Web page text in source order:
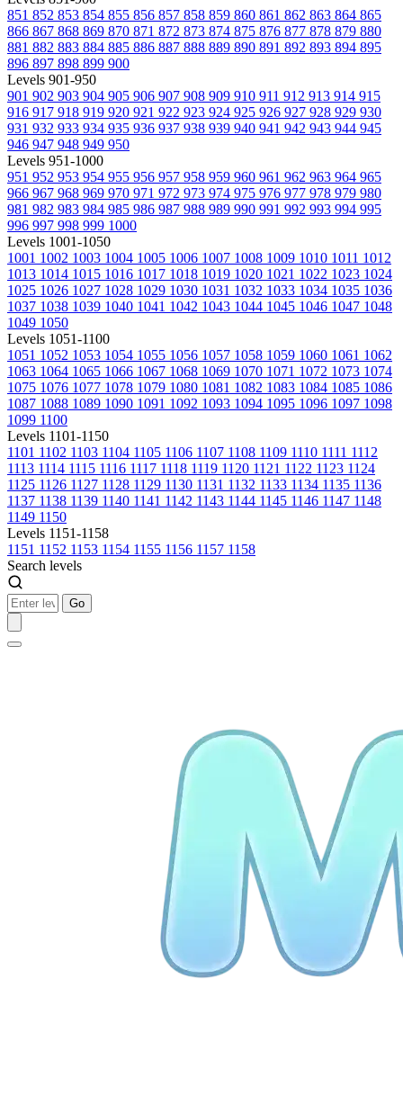
851 852 853 854 855 856 857 858 859 860 861 862 863 864 865
866 867 868 869 870 871 872 873 874 875 876 877 878 879 880
881 882 883 884 885 886 887 888 889 890 891 892 893 894 895
896 897 898 899 900
Levels 901-950
901 902 903 904 905 906 907 908 909 910 911 912 913 914 915
916 917 918 919 920 921 922 923 924 925 926 927 928 929 930
931 932 933 934 935 936 937 938 939 940 941 942 943 944 945
946 947 948 949 950
Levels 951-1000
951 952 953 954 955 956 957 958 959 960 961 962 963 964 965
966 967 968 969 970 971 972 973 974 975 976 977 978 979 980
981 982 983 984 985 986 987 988 989 990 991 992 993 994 995
996 997 998 999 1000
Levels 1001-1050
1001 1002 1003 1004 1005 1006 1007 1008 1009 1010 1011 1012
1013 1014 1015 1016 1017 1018 1019 1020 1021 1022 1023 1024
1025 1026 1027 1028 1029 1030 1031 1032 1033 1034 1035 1036
1037 1038 1039 1040 1041 1042 1043 1044 1045 1046 1047 1048
1049 1050
Levels 1051-1100
1051 1052 1053 1054 1055 1056 1057 1058 1059 1060 1061 1062
1063 1064 1065 1066 1067 1068 1069 1070 1071 1072 1073 1074
1075 1076 1077 1078 1079 1080 1081 1082 1083 1084 1085 1086
1087 1088 1089 1090 1091 1092 1093 1094 1095 1096 1097 1098
1099 1100
Levels 1101-1150
1101 1102 1103 1104 1105 1106 1107 1108 1109 1110 1111 1112
1113 1114 1115 1116 1117 1118 1119 1120 1121 1122 1123 1124
1125 1126 1127 1128 1129 1130 1131 1132 1133 1134 1135 1136
1137 1138 1139 1140 1141 1142 1143 1144 1145 1146 1147 1148
1149 1150
Levels 1151-1158
1151 1152 1153 1154 1155 1156 1157 1158
Search levels
Go